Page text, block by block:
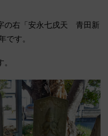
の右「安永七戌天 青田新
です。